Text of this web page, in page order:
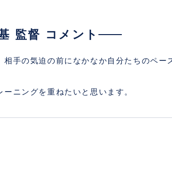
監督 コメント
手の気迫の前になかなか自分たちのペー
ニングを重ねたいと思います。